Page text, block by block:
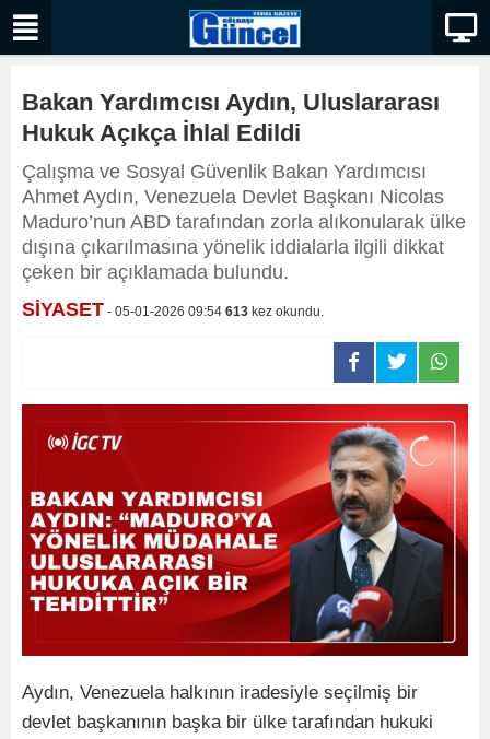
Bakan Yardımcısı Aydın, Uluslararası
Hukuk Açıkça İhlal Edildi
Çalışma ve Sosyal Güvenlik Bakan Yardımcısı
Ahmet Aydın, Venezuela Devlet Başkanı Nicolas
Maduro’nun ABD tarafından zorla alıkonularak ülke
dışına çıkarılmasına yönelik iddialarla ilgili dikkat
çeken bir açıklamada bulundu.
SİYASET - 05-01-2026 09:54 613 kez okundu.
Aydın, Venezuela halkının iradesiyle seçilmiş bir
devlet başkanının başka bir ülke tarafından hukuki